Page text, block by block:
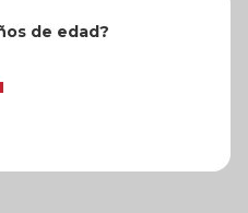
de edad?